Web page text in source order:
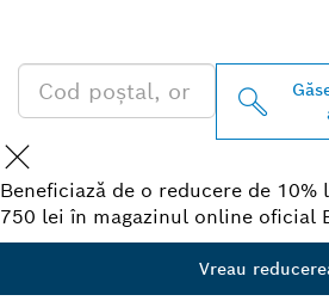
Beneficiază de o reducere de
750 lei în magazinul online oficial
Vreau